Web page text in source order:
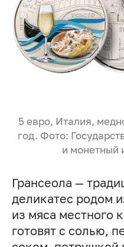
5 евро, Италия,
год. Фото:
и монетный
Грансеола —
деликатес родом
из мяса местного
готовят с солью,